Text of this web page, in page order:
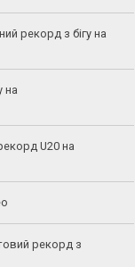
рекорд з бігу на
на
U20 на
рекорд з